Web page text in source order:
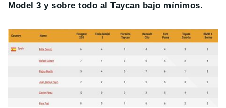
Model 3 y sobre todo al Taycan bajo mínimos.